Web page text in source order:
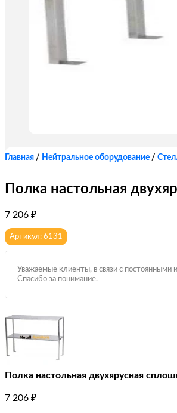
Главная / Нейтральное оборудование /
Полка настольная
7 206 ₽
Артикул: 6131
Уважаемые клиенты, в связи с постоянными
Спасибо за понимание.
Полка настольная двухярусная
7 206 ₽